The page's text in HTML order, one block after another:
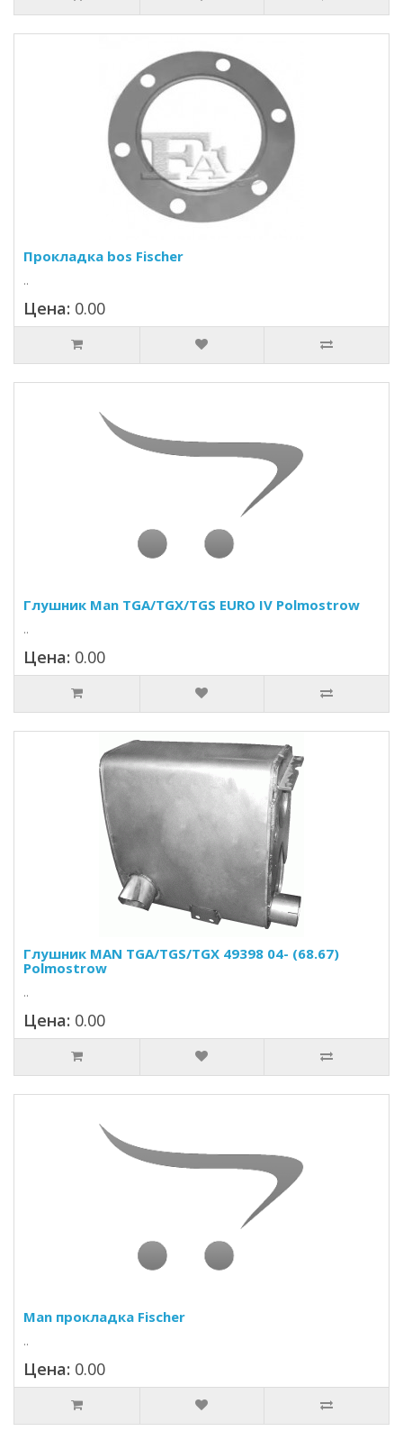
Прокладка bos Fischer
..
Цена: 0.00
Глушник Man TGA/TGX/TGS EURO IV Polmostrow
..
Цена: 0.00
Глушник MAN TGA/TGS/TGX 49398 04- (68.67)
Polmostrow
..
Цена: 0.00
Man прокладка Fischer
..
Цена: 0.00